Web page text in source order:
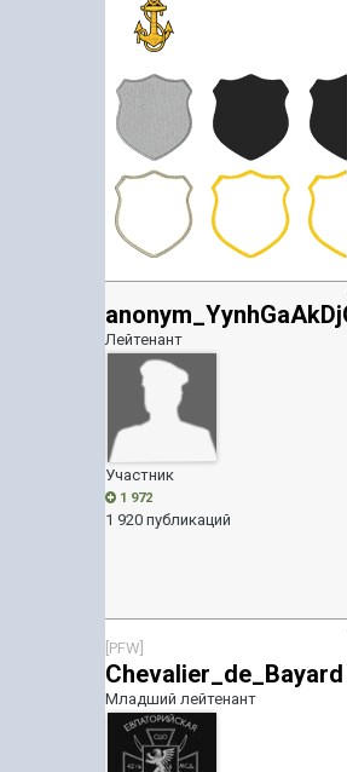
Лейтенант
Участник
1 972
1 920 публикаций
[PFW]
Chevalier_de_Bayard
Младший лейтенант